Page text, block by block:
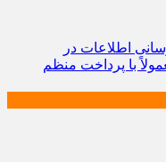
اطلاعات در
با پرداخت منظم